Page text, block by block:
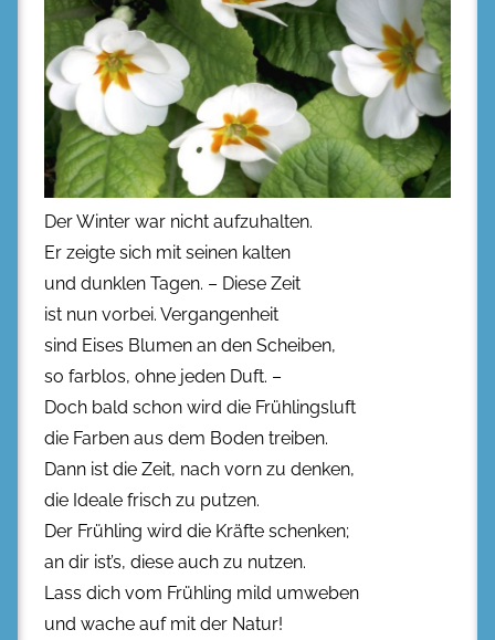
Der Winter war nicht aufzuhalten.
Er zeigte sich mit seinen kalten
und dunklen Tagen. – Diese Zeit
ist nun vorbei. Vergangenheit
sind Eises Blumen an den Scheiben,
so farblos, ohne jeden Duft. –
Doch bald schon wird die Frühlingsluft
die Farben aus dem Boden treiben.
Dann ist die Zeit, nach vorn zu denken,
die Ideale frisch zu putzen.
Der Frühling wird die Kräfte schenken;
an dir ist’s, diese auch zu nutzen.
Lass dich vom Frühling mild umweben
und wache auf mit der Natur!